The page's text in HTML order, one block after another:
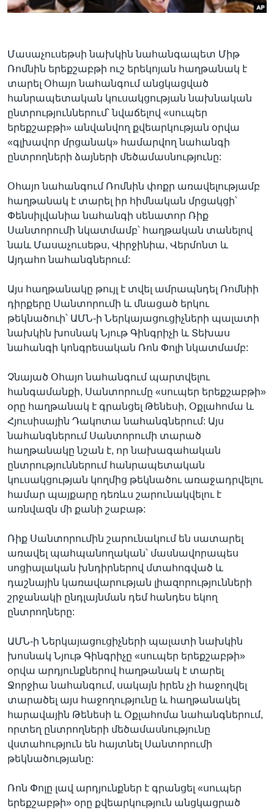
Մասաչուսեթսի նախկին նահանգապետ Միթ
Ռոմնին երեքշաբթի ուշ երեկոյան հաղթանակ է
տարել Օհայո նահանգում անցկացված
հանրապետական կուսակցության նախնական
ընտրություններում՝ նվաճելով «սուպեր
երեքշաբթի» անվանվող քվեարկության օրվա
«գլխավոր մրցանակ» համարվող նահանգի
ընտրողների ձայների մեծամասնությունը:
Օհայո նահանգում Ռոմնին փոքր առավելությամբ
հաղթանակ է տարել իր հիմնական մրցակցի՝
Փենսիլվանիա նահանգի սենատոր Ռիք
Սանտորումի նկատմամբ՝ հաղթական տանելով
նաև Մասաչուսեթս, Վիրջինիա, Վերմոնտ և
Այդահո նահանգներում:
Այս հաղթանակը թույլ է տվել ամրապնդել Ռոմնիի
դիրքերը Սանտորումի և մնացած երկու
թեկնածուի՝ ԱՄՆ-ի Ներկայացուցիչների պալատի
նախկին խոսնակ Նյութ Գինգրիչի և Տեխաս
նահանգի կոնգրեսական Ռոն Փոլի նկատմամբ:
Չնայած Օհայո նահանգում պարտվելու
հանգամանքի, Սանտորումը «սուպեր երեքշաբթի»
օրը հաղթանակ է գրանցել Թենեսի, Օքլահոմա և
Հյուսիսային Դակոտա նահանգներում: Այս
նահանգներում Սանտորումի տարած
հաղթանակը նշան է, որ նախագահական
ընտրություններում հանրապետական
կուսակցության կողմից թեկնածու առաջադրվելու
համար պայքարը դեռևս շարունակվելու է
առնվազն մի քանի շաբաթ:
Ռիք Սանտորումին շարունակում են սատարել
առավել պահպանողական՝ մասնավորապես
սոցիալական խնդիրներով մտահոգված և
դաշնային կառավարության լիազորությունների
շրջանակի ընդլայնման դեմ հանդես եկող
ընտրողները:
ԱՄՆ-ի Ներկայացուցիչների պալատի նախկին
խոսնակ Նյութ Գինգրիչը «սուպեր երեքշաբթի»
օրվա արդյունքներով հաղթանակ է տարել
Ջորջիա նահանգում, սակայն իրեն չի հաջողվել
տարածել այս հաջողությունը և հաղթանակել
հարավային Թենեսի և Օքլահոմա նահանգներում,
որտեղ ընտրողների մեծամասնությունը
վստահություն են հայտնել Սանտորումի
թեկնածությանը:
Ռոն Փոլը լավ արդյունքներ է գրանցել «սուպեր
երեքշաբթի» օրը քվեարկություն անցկացրած